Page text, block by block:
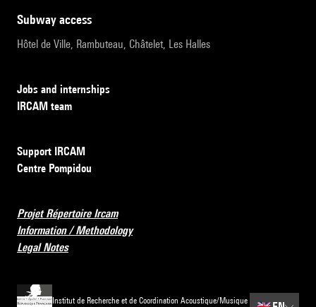
subway access
Hôtel de Ville, Rambuteau, Châtelet, Les Halles
Jobs and internships
IRCAM team
Support IRCAM
Centre Pompidou
Projet Répertoire Ircam
Information / Methodology
Legal Notes
Institut de Recherche et de Coordination Acoustique/Musique